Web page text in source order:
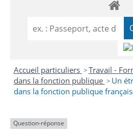
Accueil particuliers >Travail -
dans la fonction publique > Un
dans la fonction publique
Question-réponse